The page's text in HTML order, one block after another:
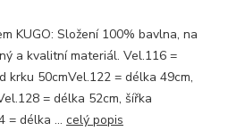
KUGO: Složení 100% bavlna, na
a kvalitní materiál. Vel.116 =
krku 50cmVel.122 = délka 49cm,
= délka 52cm, šířka
= délka ... celý popis